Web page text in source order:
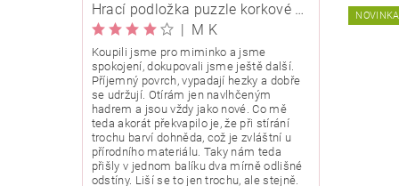
OBCHODNÍ PODMÍNKY INFORMACE O
O NÁS KARIERA KLUB BABYSTORE
Hrací podložka puzzle korkové 120x120cm
| M K
Koupili jsme pro miminko a jsme
spokojení, dokupovali jsme ještě další.
Příjemný povrch, vypadají hezky a dobře
se udržují. Otírám jen navlhčeným
hadrem a jsou vždy jako nové. Co mě
teda akorát překvapilo je, že při stírání
trochu barví dohněda, což je zvláštní u
přírodního materiálu. Taky nám teda
přišly v jednom balíku dva mírně odlišné
odstíny. Liší se to jen trochu, ale stejně.
NOVINKA